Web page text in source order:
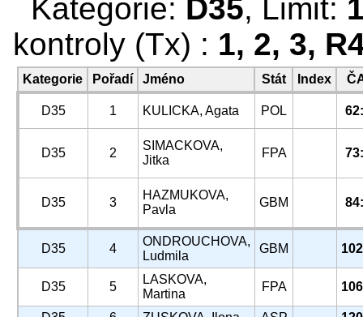
Kategorie: D35, Limit:
kontroly (Tx) : 1, 2, 3,
Kategorie Pořadí Jméno Stát Index
D35 1 KULICKA, Agata POL
D35 2
SIMACKOVA,
Jitka
FPA
D35 3
HAZMUKOVA,
Pavla
GBM
D35 4
ONDROUCHOVA,
Ludmila
GBM
D35 5
LASKOVA,
Martina
FPA